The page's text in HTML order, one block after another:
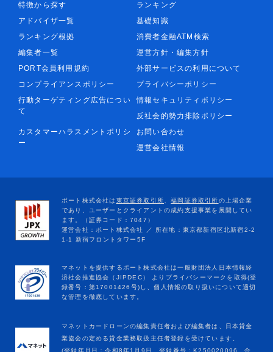
特徴から探す
ランキング
アドバイザ一覧
基礎知識
ランキング根拠
消費者金融ATM検索
編集者一覧
運営方針・編集方針
PORT会員利用規約
外部サービスの利用について
コンプライアンスポリシー
プライバシーポリシー
行動ターゲティング広告につい
て
情報セキュリティポリシー
反社会的勢力排除ポリシー
カスタマーハラスメントポリシ
ー
お問い合わせ
運営会社情報
マネットカードローンの編集責任者および編集者は、日本貸金
業協会の定める貸金業務取扱主任者登録を受けています。
(登録年月日：令和8年1月9日、登録番号：K250020096、合